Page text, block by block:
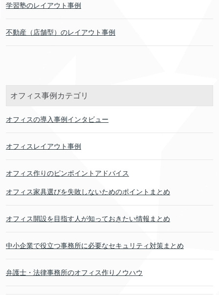
学習塾のレイアウト事例
不動産（店舗型）のレイアウト事例
オフィス事例カテゴリ
オフィスの導入事例インタビュー
オフィスレイアウト事例
オフィス作りのピンポイントアドバイス
オフィス家具選びを失敗しないためのポイントまとめ
オフィス開設を目指す人が知っておきたい情報まとめ
中小企業で役立つ事務所に必要なセキュリティ対策まとめ
弁護士・法律事務所のオフィス作りノウハウ